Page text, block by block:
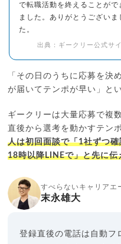
で転職活動を終えることがで
ました。ありがとうございま
た。
出典：ギークリー公式サイ
「その日のうちに応募を決
が届いてテンポが早い」と
ギークリーは大量応募で複
直後から選考を動かすテン
人は初回面談で「1社ずつ
18時以降LINEで」と先に伝
すべらないキャリアエ
末永雄大
登録直後の電話は自動フ